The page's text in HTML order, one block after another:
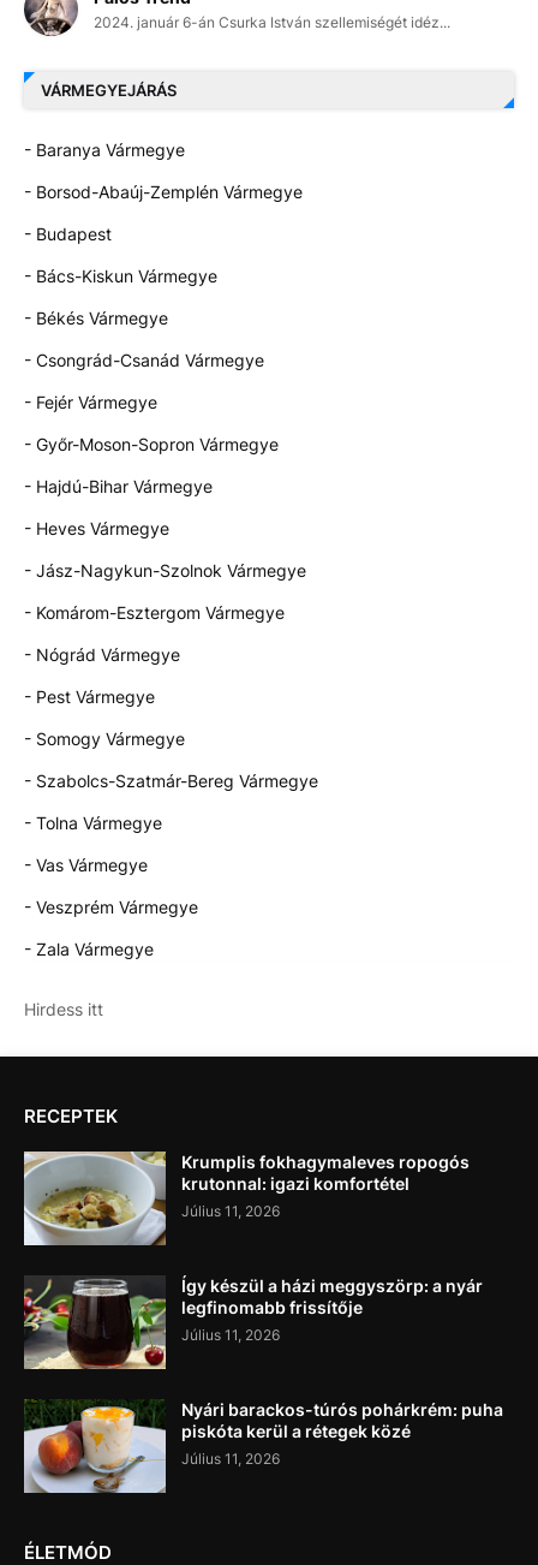
2024. január 6-án Csurka István szellemiségét idéz...
VÁRMEGYEJÁRÁS
- Baranya Vármegye
- Borsod-Abaúj-Zemplén Vármegye
- Budapest
- Bács-Kiskun Vármegye
- Békés Vármegye
- Csongrád-Csanád Vármegye
- Fejér Vármegye
- Győr-Moson-Sopron Vármegye
- Hajdú-Bihar Vármegye
- Heves Vármegye
- Jász-Nagykun-Szolnok Vármegye
- Komárom-Esztergom Vármegye
- Nógrád Vármegye
- Pest Vármegye
- Somogy Vármegye
- Szabolcs-Szatmár-Bereg Vármegye
- Tolna Vármegye
- Vas Vármegye
- Veszprém Vármegye
- Zala Vármegye
Hirdess itt
RECEPTEK
Krumplis fokhagymaleves ropogós
krutonnal: igazi komfortétel
Július 11, 2026
Így készül a házi meggyszörp: a nyár
legfinomabb frissítője
Július 11, 2026
Nyári barackos-túrós pohárkrém: puha
piskóta kerül a rétegek közé
Július 11, 2026
ÉLETMÓD